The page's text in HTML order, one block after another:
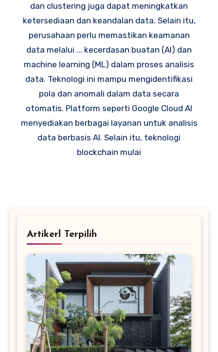
dan clustering juga dapat meningkatkan
ketersediaan dan keandalan data. Selain itu,
perusahaan perlu memastikan keamanan
data melalui ... kecerdasan buatan (AI) dan
machine learning (ML) dalam proses analisis
data. Teknologi ini mampu mengidentifikasi
pola dan anomali dalam data secara
otomatis. Platform seperti Google Cloud AI
menyediakan berbagai layanan untuk analisis
data berbasis AI. Selain itu, teknologi
blockchain mulai
Artikerl Terpilih